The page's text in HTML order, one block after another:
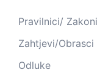
Pravilnici/ Zakoni
Zahtjevi/Obrasci
Odluke